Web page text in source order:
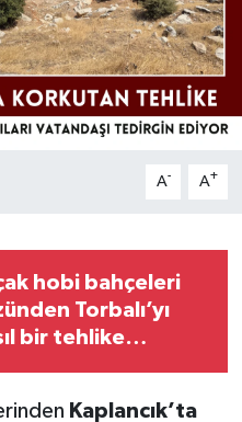
A- A+
hobi bahçeleri
Torbalı’yı
bir tehlike
Kaplancık’ta